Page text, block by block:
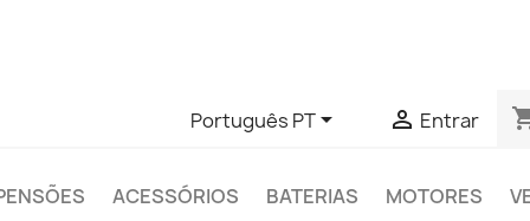
Português PT  Entrar
ACESSÓRIOS BATERIAS MOTORES